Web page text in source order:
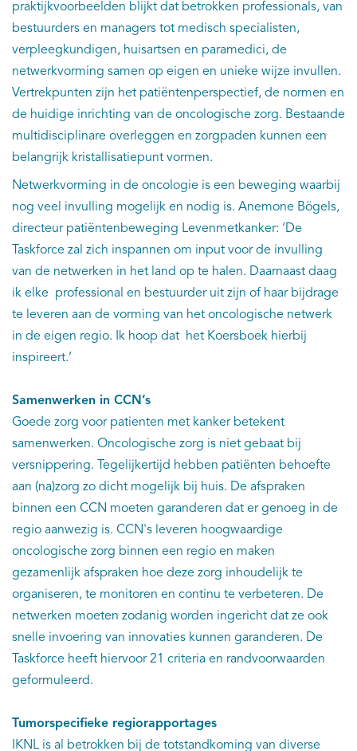
praktijkvoorbeelden blijkt dat betrokken professionals, van
bestuurders en managers tot medisch specialisten,
verpleegkundigen, huisartsen en paramedici, de
netwerkvorming samen op eigen en unieke wijze invullen.
Vertrekpunten zijn het patiëntenperspectief, de normen en
de huidige inrichting van de oncologische zorg. Bestaande
multidisciplinare overleggen en zorgpaden kunnen een
belangrijk kristallisatiepunt vormen.
Netwerkvorming in de oncologie is een beweging waarbij
nog veel invulling mogelijk en nodig is. Anemone Bögels,
directeur patiëntenbeweging Levenmetkanker: ‘De
Taskforce zal zich inspannen om input voor de invulling
van de netwerken in het land op te halen. Daarnaast daag
ik elke professional en bestuurder uit zijn of haar bijdrage
te leveren aan de vorming van het oncologische netwerk
in de eigen regio. Ik hoop dat het Koersboek hierbij
inspireert.’
Samenwerken in CCN’s
Goede zorg voor patienten met kanker betekent
samenwerken. Oncologische zorg is niet gebaat bij
versnippering. Tegelijkertijd hebben patiënten behoefte
aan (na)zorg zo dicht mogelijk bij huis. De afspraken
binnen een CCN moeten garanderen dat er genoeg in de
regio aanwezig is. CCN's leveren hoogwaardige
oncologische zorg binnen een regio en maken
gezamenlijk afspraken hoe deze zorg inhoudelijk te
organiseren, te monitoren en continu te verbeteren. De
netwerken moeten zodanig worden ingericht dat ze ook
snelle invoering van innovaties kunnen garanderen. De
Taskforce heeft hiervoor 21 criteria en randvoorwaarden
geformuleerd.
Tumorspecifieke regiorapportages
IKNL is al betrokken bij de totstandkoming van diverse